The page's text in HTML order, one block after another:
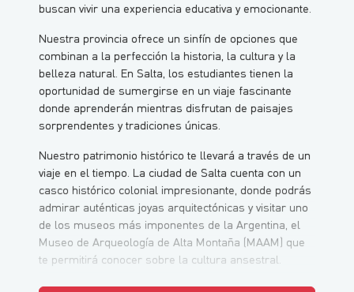
buscan vivir una experiencia educativa y emocionante.
Nuestra provincia ofrece un sinfín de opciones que
combinan a la perfección la historia, la cultura y la
belleza natural. En Salta, los estudiantes tienen la
oportunidad de sumergirse en un viaje fascinante
donde aprenderán mientras disfrutan de paisajes
sorprendentes y tradiciones únicas.
Nuestro patrimonio histórico te llevará a través de un
viaje en el tiempo. La ciudad de Salta cuenta con un
casco histórico colonial impresionante, donde podrás
admirar auténticas joyas arquitectónicas y visitar uno
de los museos más imponentes de la Argentina, el
Museo de Arqueología de Alta Montaña (MAAM) que
te permitirá conocer sobre la cultura ansestral.